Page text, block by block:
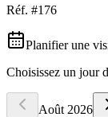
Réf. #176
Planifier une
Choisissez un jour
Août 2026